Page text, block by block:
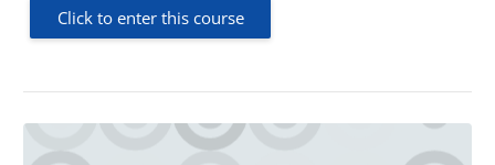
Click to enter this course